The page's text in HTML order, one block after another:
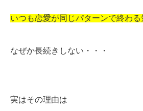
いつも恋愛が同じパターンで終わる
なぜか長続きしない・・・
実はその理由は